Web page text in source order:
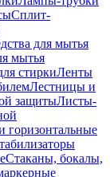
Сплит-
для мытья
мытья
стиркиЛенты
Лестницы и
защитыЛисты-
горизонтальные
Стаканы, бокалы,